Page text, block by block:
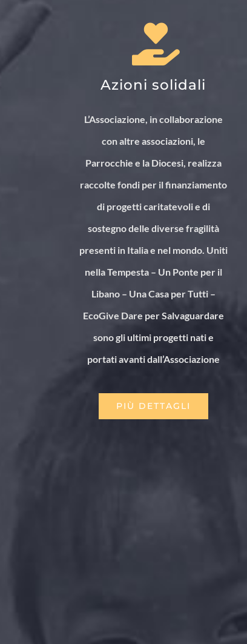
Azioni solidali
L’Associazione, in collaborazione
con altre associazioni, le
Parrocchie e la Diocesi, realizza
raccolte fondi per il finanziamento
di progetti caritatevoli e di
sostegno delle diverse fragilità
presenti in Italia e nel mondo. Uniti
nella Tempesta – Un Ponte per il
Libano – Una Casa per Tutti –
EcoGive Dare per Salvaguardare
sono gli ultimi progetti nati e
portati avanti dall’Associazione
PIÙ DETTAGLI